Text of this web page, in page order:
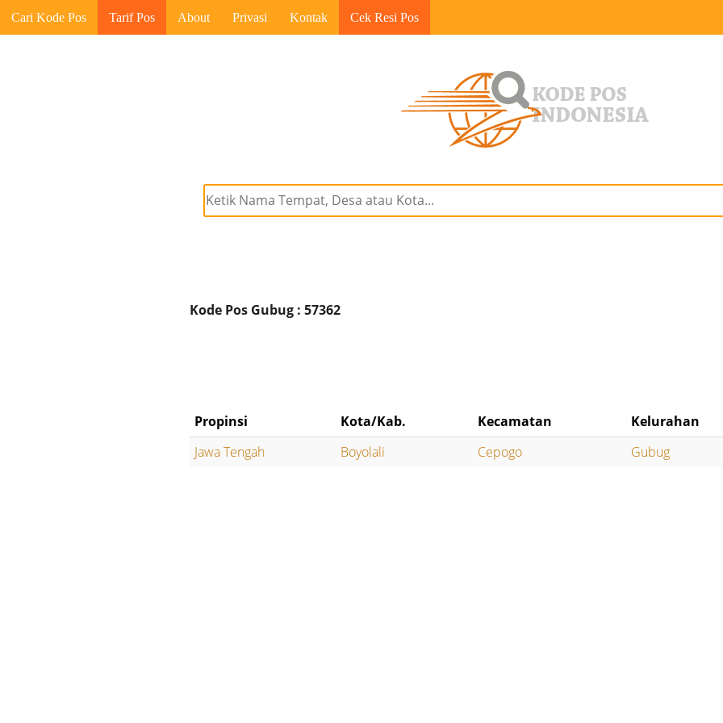
Cari Kode Pos Tarif Pos About Privasi Kontak Cek Resi Pos
Kode Pos Gubug : 57362
Propinsi Kota/Kab. Kecamatan
Kelurahan
Jawa Tengah
Boyolali Cepogo Gubug